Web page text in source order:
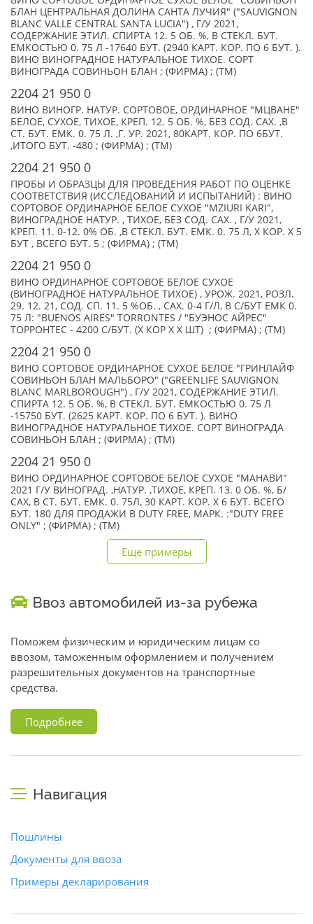
БЛАН ЦЕНТРАЛЬНАЯ ДОЛИНА САНТА ЛУЧИЯ" ("SAUVIGNON
BLANC VALLE CENTRAL SANTA LUCIA") , Г/У 2021,
СОДЕРЖАНИЕ ЭТИЛ. СПИРТА 12. 5 ОБ. %, В СТЕКЛ. БУТ.
ЕМКОСТЬЮ 0. 75 Л -17640 БУТ. (2940 КАРТ. КОР. ПО 6 БУТ. ).
ВИНО ВИНОГРАДНОЕ НАТУРАЛЬНОЕ ТИХОЕ. СОРТ
ВИНОГРАДА СОВИНЬОН БЛАН ; (ФИРМА) ; (TM)
2204 21 950 0
ВИНО ВИНОГР. НАТУР. СОРТОВОЕ, ОРДИНАРНОЕ "МЦВАНЕ"
БЕЛОЕ, СУХОЕ, ТИХОЕ, КРЕП. 12. 5 ОБ. %, БЕЗ СОД. САХ. ,В
СТ. БУТ. ЕМК. 0. 75 Л. ,Г. УР. 2021, 80КАРТ. КОР. ПО 6БУТ.
,ИТОГО БУТ. -480 ; (ФИРМА) ; (TM)
2204 21 950 0
ПРОБЫ И ОБРАЗЦЫ ДЛЯ ПРОВЕДЕНИЯ РАБОТ ПО ОЦЕНКЕ
СООТВЕТСТВИЯ (ИССЛЕДОВАНИЙ И ИСПЫТАНИЙ) : ВИНО
СОРТОВОЕ ОРДИНАРНОЕ БЕЛОЕ СУХОЕ "MZIURI KARI",
ВИНОГРАДНОЕ НАТУР. , ТИХОЕ, БЕЗ СОД. САХ. , Г/У 2021,
КРЕП. 11. 0-12. 0% ОБ. ,В СТЕКЛ. БУТ. ЕМК. 0. 75 Л, X КОР. Х 5
БУТ , ВСЕГО БУТ. 5 ; (ФИРМА) ; (TM)
2204 21 950 0
ВИНО ОРДИНАРНОЕ СОРТОВОЕ БЕЛОЕ СУХОЕ
(ВИНОГРАДНОЕ НАТУРАЛЬНОЕ ТИХОЕ) , УРОЖ. 2021, РОЗЛ.
29. 12. 21, СОД. СП. 11. 5 %ОБ. , САХ. 0-4 Г/Л, В С/БУТ ЕМК 0.
75 Л: "BUENOS AIRES" TORRONTES / "БУЭНОС АЙРЕС"
ТОРРОНТЕС - 4200 С/БУТ. (X КОР Х X ШТ) ; (ФИРМА) ; (TM)
2204 21 950 0
ВИНО СОРТОВОЕ ОРДИНАРНОЕ СУХОЕ БЕЛОЕ "ГРИНЛАЙФ
СОВИНЬОН БЛАН МАЛЬБОРО" ("GREENLIFE SAUVIGNON
BLANC MARLBOROUGH") , Г/У 2021, СОДЕРЖАНИЕ ЭТИЛ.
СПИРТА 12. 5 ОБ. %, В СТЕКЛ. БУТ. ЕМКОСТЬЮ 0. 75 Л
-15750 БУТ. (2625 КАРТ. КОР. ПО 6 БУТ. ). ВИНО
ВИНОГРАДНОЕ НАТУРАЛЬНОЕ ТИХОЕ. СОРТ ВИНОГРАДА
СОВИНЬОН БЛАН ; (ФИРМА) ; (TM)
2204 21 950 0
ВИНО ОРДИНАРНОЕ СОРТОВОЕ БЕЛОЕ СУХОЕ "МАНАВИ"
2021 Г/У ВИНОГРАД. ,НАТУР. ,ТИХОЕ, КРЕП. 13. 0 ОБ. %, Б/
САХ, В СТ. БУТ. ЕМК. 0. 75Л, 30 КАРТ. КОР. Х 6 БУТ. ВСЕГО
БУТ. 180 ДЛЯ ПРОДАЖИ В DUTY FREE, МАРК. :"DUTY FREE
ONLY" ; (ФИРМА) ; (TM)
Еще примеры
Ввоз автомобилей из-за рубежа
Поможем физическим и юридическим лицам со
ввозом, таможенным оформлением и получением
разрешительных документов на транспортные
средства.
Подробнее
Навигация
Пошлины
Документы для ввоза
Примеры декларирования